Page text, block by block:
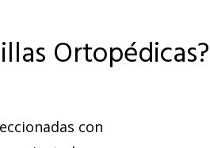
Ortopédicas?
con